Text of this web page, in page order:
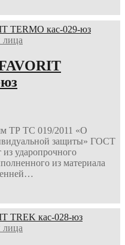
лица
ТР ТС 019/2011 «О
защиты» ГОСТ
ударопрочного
из материала
лица